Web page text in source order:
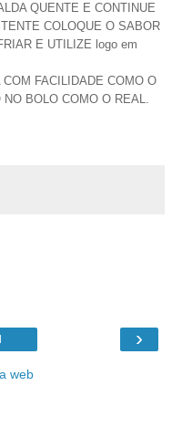
QUENTE E CONTINUE
COLOQUE O SABOR
E UTILIZE logo em
FACILIDADE COMO O
BOLO COMO O REAL.
›
web